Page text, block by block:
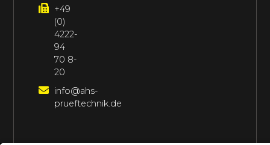
+49
(0)
4222-
94
70 8-
20
info@ahs-
prueftechnik.de